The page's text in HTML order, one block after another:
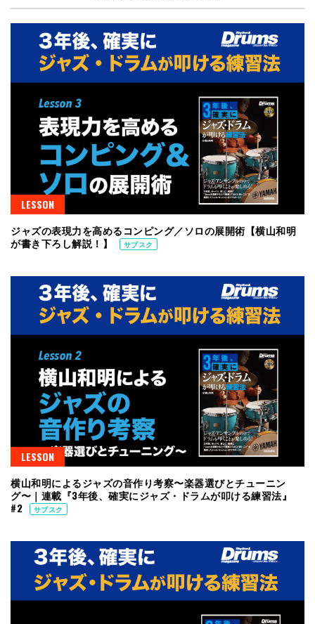
LESSON
ジャズの表現力を高めるコンピング／ソロの展開術【横山和明
が書き下ろし解説！】
サブスク
LESSON
横山和明によるジャズの音作り考察〜楽器選びとチューニン
グ〜｜連載『3年後、確実にジャズ・ドラムが叩ける練習法』
#2
サブスク